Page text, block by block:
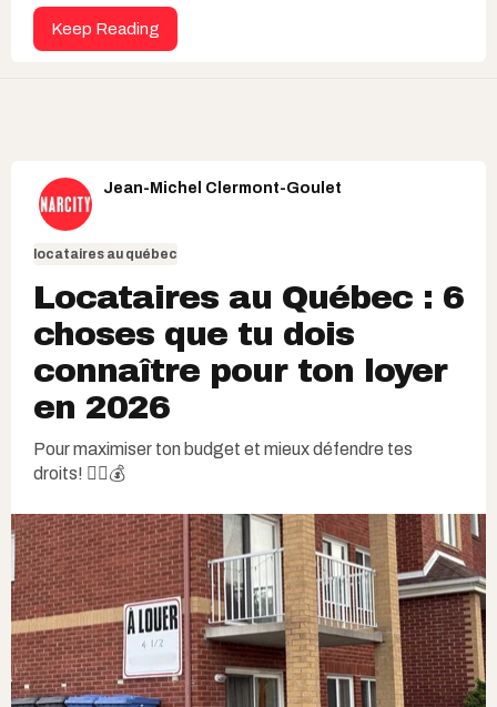
Keep Reading
Jean-Michel Clermont-Goulet
locataires au québec
Locataires au Québec : 6
choses que tu dois
connaître pour ton loyer
en 2026
Pour maximiser ton budget et mieux défendre tes
droits! ✊🏽💰